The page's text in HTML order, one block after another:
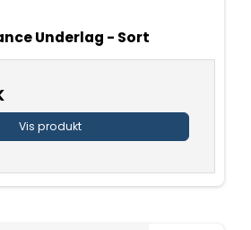
Underlag - Sort
Vis produkt